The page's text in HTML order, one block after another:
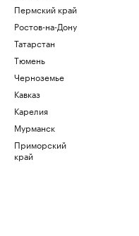
Пермский край
Ростов-на-Дону
Татарстан
Тюмень
Черноземье
Кавказ
Карелия
Мурманск
Приморский
край